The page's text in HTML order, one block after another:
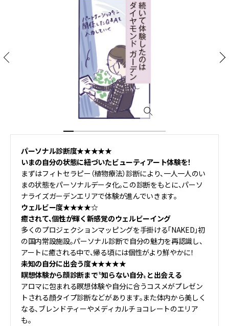
パーソナル診断度★★★★★
いまの自分の状態に紐づいたビューティアート体験を！
まずはフィトセラピー（植物療法）診断により、一人一人のい
まの状態をパーソナルデータ化。この診断をもとに、パーソ
ナライズガーデンエリアで体験が進んでいきます。
ウェルビー度★★★★☆
癒されて、個性が輝く新感覚のウェルビーイング
多くのプロジェクションマッピングを手掛ける「NAKED」初
の国内常設施設。パーソナル診断で自分の魅力を再認識し、
アートに癒される中で、帰る頃には個性がより鮮やかに！
未知の自分に出会う度★★★★★
瞑想体験から顔診断まで〝知らない自分〟と出会える
アロマに包まれる瞑想体験や自分に合うコスメがプレゼン
トされる顔タイプ診断などがあります。また体内から美しく
なる、ブレンドティーやメディカルチョコレートのエリア
も。